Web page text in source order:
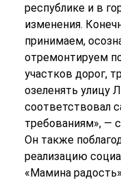
республике и в
изменения.
принимаем,
отремонтируем
участков дорог,
озеленять улицу
соответствовал
требованиям», —
Он также
реализацию
«Мамина